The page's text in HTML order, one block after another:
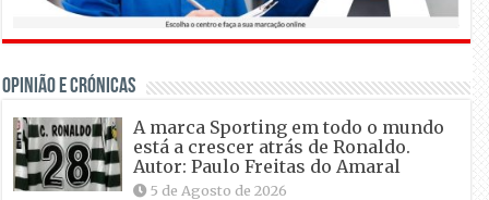
OPINIÃO E CRÓNICAS
A marca Sporting em todo o mundo
está a crescer atrás de Ronaldo.
Autor: Paulo Freitas do Amaral
5 de Agosto de 2026